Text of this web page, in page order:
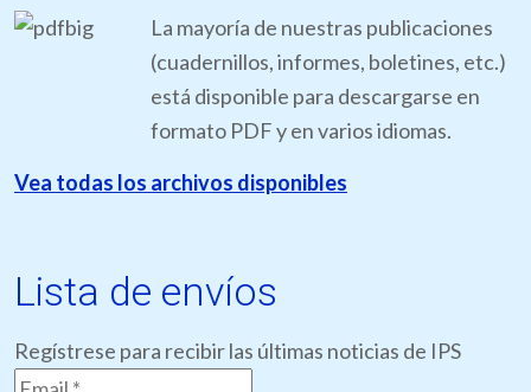
La mayoría de nuestras publicaciones
(cuadernillos, informes, boletines, etc.)
está disponible para descargarse en
formato PDF y en varios idiomas.
Vea todas los archivos disponibles
Lista de envíos
Regístrese para recibir las últimas noticias de IPS